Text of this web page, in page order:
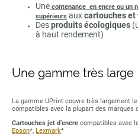
Une contenance en encre ou un
supérieurs auxcartouches et
Desproduits écologiques
à haut rendement)
Une gamme très large
La gamme UPrint couvre très largement
compatibles avec la plupart des marques
Cartouches jet d’encre compatibles avec
Epson*, Lexmark*